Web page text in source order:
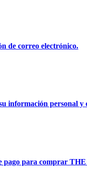
de correo electrónico.
información personal
pago para comprar